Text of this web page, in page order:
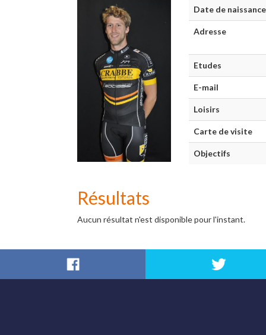
Date de naissance
Adresse
Etudes
E-mail
Loisirs
Carte de visite
Objectifs
Résultats
Aucun résultat n'est disponible pour l'instant.